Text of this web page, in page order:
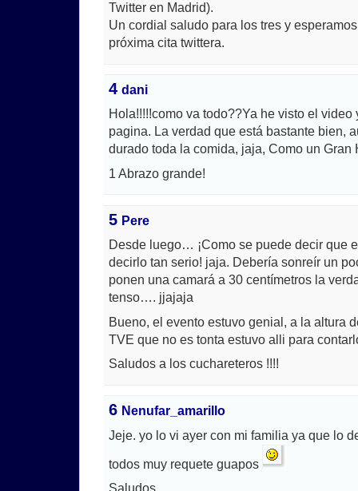
Twitter en Madrid).
Un cordial saludo para los tres y
próxima cita twittera.
4 dani
Hola!!!!!como va todo??Ya he visto el
pagina. La verdad que está bastante bien,
durado toda la comida, jaja, Como un Gran
1 Abrazo grande!
5 Pere
Desde luego… ¡Como se puede decir que
decirlo tan serio! jaja. Debería sonreír un
ponen una camará a 30 centímetros la
tenso…. jjajaja
Bueno, el evento estuvo genial, a la altura
TVE que no es tonta estuvo alli para
Saludos a los cuchareteros !!!!
6 Nenufar_amarillo
Jeje. yo lo vi ayer con mi familia ya que lo
todos muy requete guapos
Saludos